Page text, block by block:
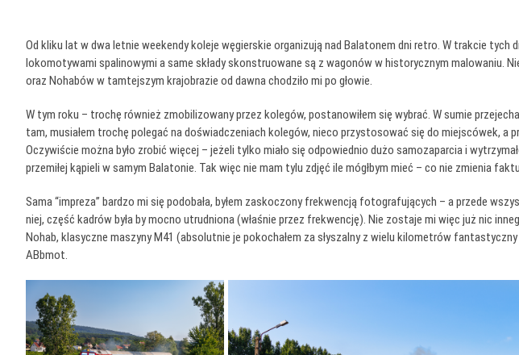
Od kliku lat w dwa letnie weekendy koleje węgierskie organizują nad Balatonem dni retro. W trakcie
lokomotywami spalinowymi a same składy skonstruowane są z wagonów w historycznym malowaniu.
oraz Nohabów w tamtejszym krajobrazie od dawna chodziło mi po głowie.
W tym roku – trochę również zmobilizowany przez kolegów, postanowiłem się wybrać. W sumie
tam, musiałem trochę polegać na doświadczeniach kolegów, nieco przystosować się do miejscówek,
Oczywiście można było zrobić więcej – jeżeli tylko miało się odpowiednio dużo samozaparcia i
przemiłej kąpieli w samym Balatonie. Tak więc nie mam tylu zdjęć ile mógłbym mieć – co nie zmienia
Sama “impreza” bardzo mi się podobała, byłem zaskoczony frekwencją fotografujących – a przede
niej, część kadrów była by mocno utrudniona (właśnie przez frekwencję). Nie zostaje mi więc już nic
Nohab, klasyczne maszyny M41 (absolutnie je pokochałem za słyszalny z wielu kilometrów
ABbmot.